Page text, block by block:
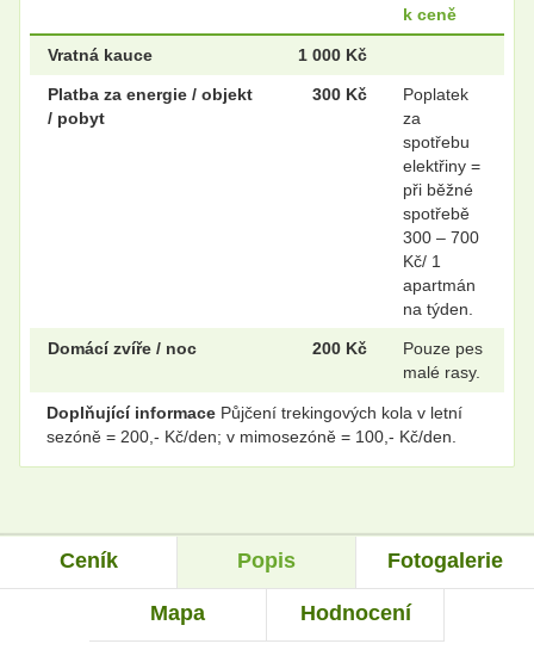
k ceně
Vratná kauce 1 000 Kč
Platba za energie / objekt
/ pobyt
300 Kč
Poplatek
za
spotřebu
elektřiny =
při běžné
spotřebě
300 – 700
Kč/ 1
apartmán
na týden.
Domácí zvíře / noc 200 Kč
Pouze pes
malé rasy.
Doplňující informace Půjčení trekingových kola v letní
sezóně = 200,- Kč/den; v mimosezóně = 100,- Kč/den.
Ceník Popis Fotogalerie
Mapa Hodnocení